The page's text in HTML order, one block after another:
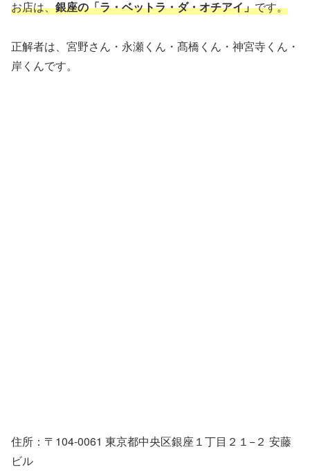
お店は、銀座の「ラ・ベットラ・ダ・オチアイ」です。
正解者は、宮野さん・永瀬くん・髙橋くん・神宮寺くん・
岸くんです。
住所：〒104-0061 東京都中央区銀座１丁目２１−２ 安藤
ビル